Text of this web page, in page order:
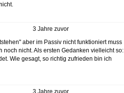
3 Jahre zuvor
aber im Passiv nicht funktioniert muss
nicht. Als ersten Gedanken vielleicht so:
Wie gesagt, so richtig zufrieden bin ich
3 Jahre zuvor